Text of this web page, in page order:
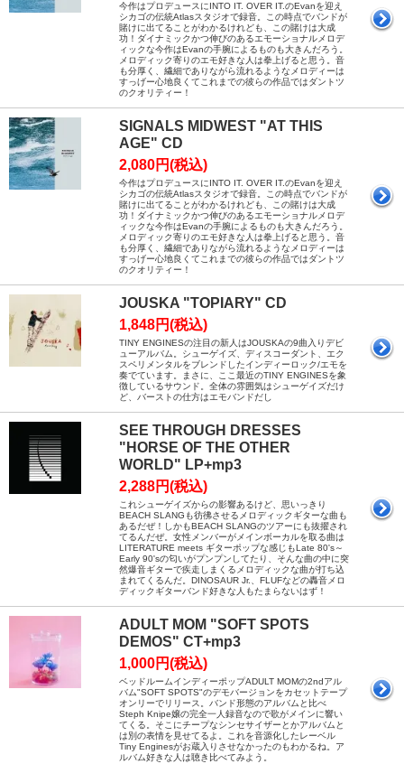
今作はプロデュースにINTO IT. OVER IT.のEvanを迎え
シカゴの伝統Atlasスタジオで録音。この時点でバンドが
賭けに出てることがわかるけれども、この賭けは大成
功！ダイナミックかつ伸びのあるエモーショナルメロデ
ィックな今作はEvanの手腕によるものも大きんだろう。
メロディック寄りのエモ好きな人は拳上げると思う。音
も分厚く、繊細でありながら流れるようなメロディーは
すっげー心地良くてこれまでの彼らの作品ではダントツ
のクオリティー！
SIGNALS MIDWEST "AT THIS
AGE" CD
2,080円(税込)
今作はプロデュースにINTO IT. OVER IT.のEvanを迎え
シカゴの伝統Atlasスタジオで録音。この時点でバンドが
賭けに出てることがわかるけれども、この賭けは大成
功！ダイナミックかつ伸びのあるエモーショナルメロデ
ィックな今作はEvanの手腕によるものも大きんだろう。
メロディック寄りのエモ好きな人は拳上げると思う。音
も分厚く、繊細でありながら流れるようなメロディーは
すっげー心地良くてこれまでの彼らの作品ではダントツ
のクオリティー！
JOUSKA "TOPIARY" CD
1,848円(税込)
TINY ENGINESの注目の新人はJOUSKAの9曲入りデビ
ューアルバム。シューゲイズ、ディスコーダント、エク
スペリメンタルをブレンドしたインディーロック/エモを
奏でています。まさに、ここ最近のTINY ENGINESを象
徴しているサウンド。全体の雰囲気はシューゲイズだけ
ど、バーストの仕方はエモバンドだし
SEE THROUGH DRESSES
"HORSE OF THE OTHER
WORLD" LP+mp3
2,288円(税込)
これシューゲイズからの影響あるけど、思いっきり
BEACH SLANGも彷彿させるメロディックギターな曲も
あるだぜ！しかもBEACH SLANGのツアーにも抜擢され
てるんだぜ。女性メンバーがメインボーカルを取る曲は
LITERATURE meets ギターポップな感じもLate 80's～
Early 90'sの匂いがプンプンしてたり、そんな曲の中に突
然爆音ギターで疾走しまくるメロディックな曲が打ち込
まれてくるんだ。DINOSAUR Jr.、FLUFなどの轟音メロ
ディックギターバンド好きな人もたまらないはず！
ADULT MOM "SOFT SPOTS
DEMOS" CT+mp3
1,000円(税込)
ベッドルームインディーポップADULT MOMの2ndアル
バム"SOFT SPOTS"のデモバージョンをカセットテープ
オンリーでリリース。バンド形態のアルバムと比べ
Steph Knipe嬢の完全一人録音なので歌がメインに響い
てくる。そこにチープなシンセサイザーとかアルバムと
は別の表情を見せてるよ。これを音源化したレーベル
Tiny Enginesがお蔵入りさせなかったのもわかるね。ア
ルバム好きな人は聴き比べてみよう。